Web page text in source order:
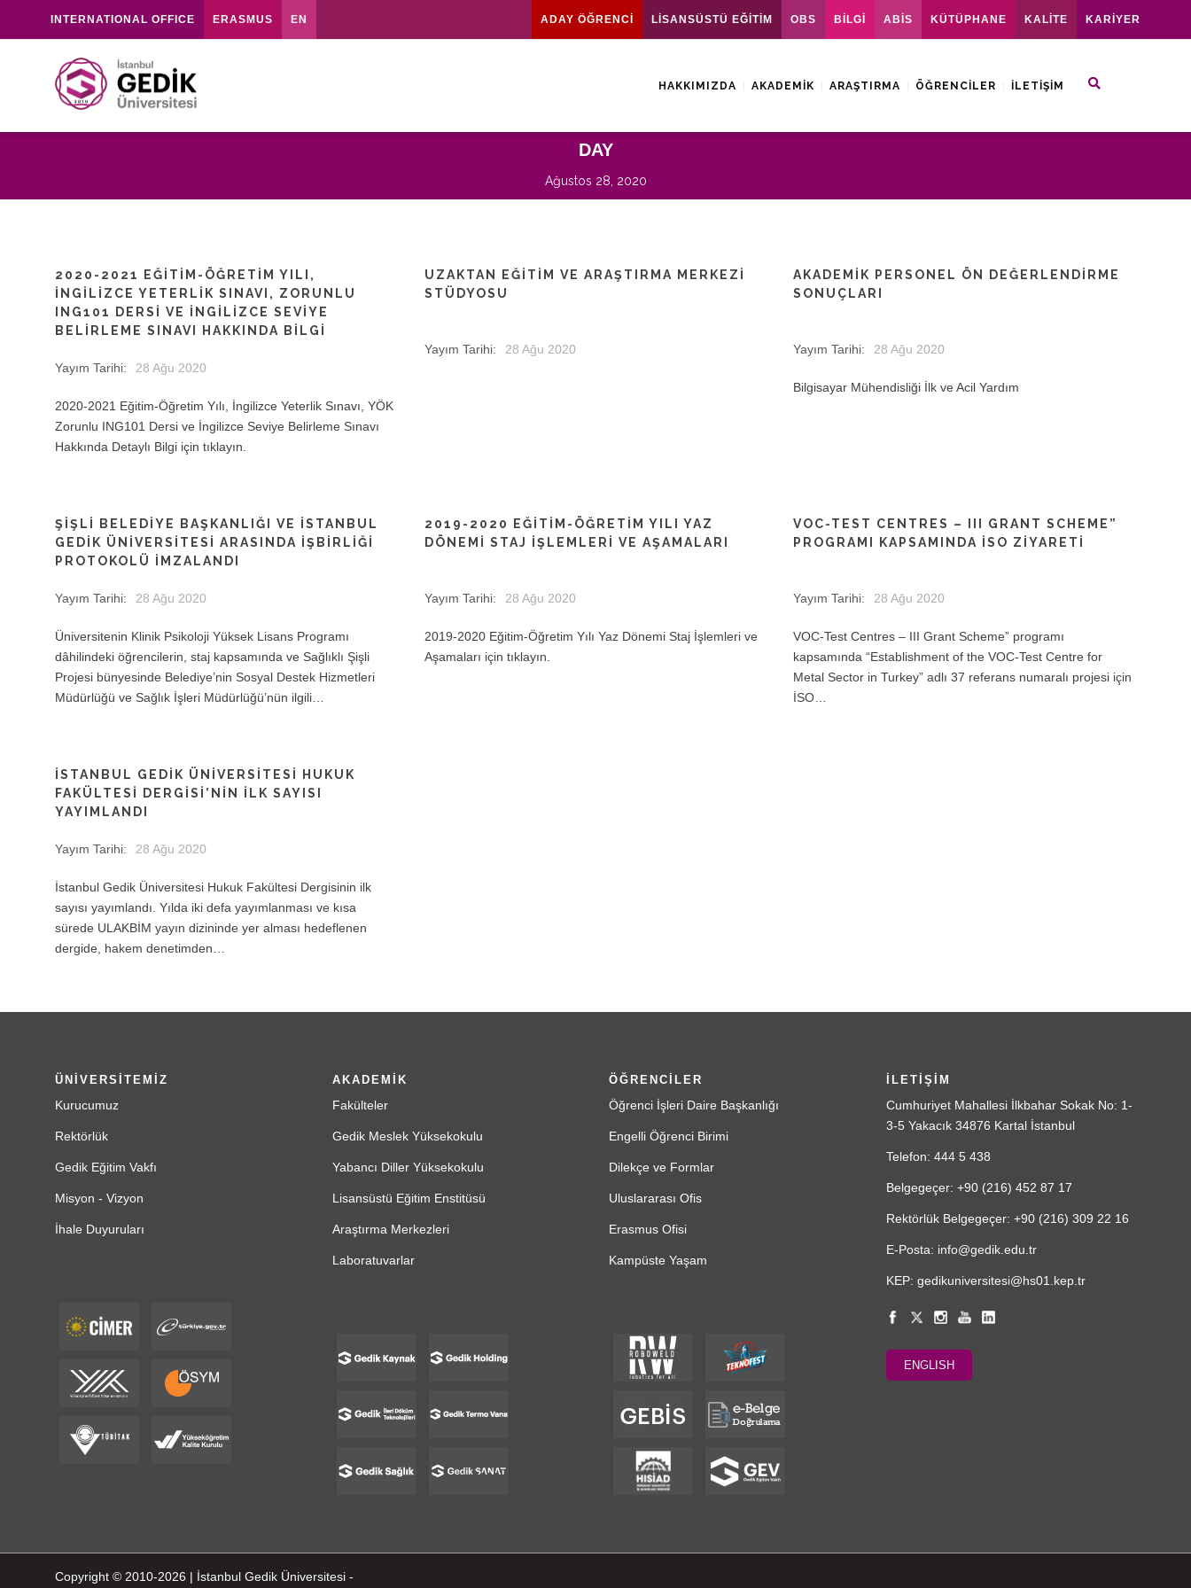
INTERNATIONAL OFFICE ERASMUS EN ADAY ÖĞRENCİ LİSANSÜSTÜ EĞİTİM OBS BİLGİ ABİS KÜTÜPHANE KALİTE KARİYER
HAKKIMIZDA AKADEMIK ARAŞTIRMA ÖĞRENCILER İLETIŞIM
DAY
Ağustos 28, 2020
2020-2021 EĞITIM-ÖĞRETIM YILI,
İNGILIZCE YETERLIK SINAVI, ZORUNLU
ING101 DERSI VE İNGILIZCE SEVIYE
BELIRLEME SINAVI HAKKINDA BILGI
Yayım Tarihi: 28 Ağu 2020
2020-2021 Eğitim-Öğretim Yılı, İngilizce Yeterlik Sınavı, YÖK
Zorunlu ING101 Dersi ve İngilizce Seviye Belirleme Sınavı
Hakkında Detaylı Bilgi için tıklayın.
UZAKTAN EĞITIM VE ARAŞTIRMA MERKEZI
STÜDYOSU
Yayım Tarihi: 28 Ağu 2020
AKADEMIK PERSONEL ÖN DEĞERLENDIRME
SONUÇLARI
Yayım Tarihi: 28 Ağu 2020
Bilgisayar Mühendisliği İlk ve Acil Yardım
ŞIŞLI BELEDIYE BAŞKANLIĞI VE İSTANBUL
GEDIK ÜNIVERSITESI ARASINDA İŞBIRLIĞI
PROTOKOLÜ İMZALANDI
Yayım Tarihi: 28 Ağu 2020
Üniversitenin Klinik Psikoloji Yüksek Lisans Programı
dâhilindeki öğrencilerin, staj kapsamında ve Sağlıklı Şişli
Projesi bünyesinde Belediye’nin Sosyal Destek Hizmetleri
Müdürlüğü ve Sağlık İşleri Müdürlüğü’nün ilgili…
2019-2020 EĞITIM-ÖĞRETIM YILI YAZ
DÖNEMI STAJ İŞLEMLERI VE AŞAMALARI
Yayım Tarihi: 28 Ağu 2020
2019-2020 Eğitim-Öğretim Yılı Yaz Dönemi Staj İşlemleri ve
Aşamaları için tıklayın.
VOC-TEST CENTRES – III GRANT SCHEME”
PROGRAMI KAPSAMINDA İSO ZIYARETI
Yayım Tarihi: 28 Ağu 2020
VOC-Test Centres – III Grant Scheme” programı
kapsamında “Establishment of the VOC-Test Centre for
Metal Sector in Turkey” adlı 37 referans numaralı projesi için
İSO…
İSTANBUL GEDIK ÜNIVERSITESI HUKUK
FAKÜLTESI DERGISI’NIN İLK SAYISI
YAYIMLANDI
Yayım Tarihi: 28 Ağu 2020
İstanbul Gedik Üniversitesi Hukuk Fakültesi Dergisinin ilk
sayısı yayımlandı. Yılda iki defa yayımlanması ve kısa
sürede ULAKBİM yayın dizininde yer alması hedeflenen
dergide, hakem denetimden…
ÜNİVERSİTEMİZ
Kurucumuz
Rektörlük
Gedik Eğitim Vakfı
Misyon - Vizyon
İhale Duyuruları
AKADEMİK
Fakülteler
Gedik Meslek Yüksekokulu
Yabancı Diller Yüksekokulu
Lisansüstü Eğitim Enstitüsü
Araştırma Merkezleri
Laboratuvarlar
ÖĞRENCİLER
Öğrenci İşleri Daire Başkanlığı
Engelli Öğrenci Birimi
Dilekçe ve Formlar
Uluslararası Ofis
Erasmus Ofisi
Kampüste Yaşam
İLETİŞİM
Cumhuriyet Mahallesi İlkbahar Sokak No: 1-
3-5 Yakacık 34876 Kartal İstanbul
Telefon: 444 5 438
Belgegeçer: +90 (216) 452 87 17
Rektörlük Belgegeçer: +90 (216) 309 22 16
E-Posta: info@gedik.edu.tr
KEP: gedikuniversitesi@hs01.kep.tr
ENGLISH
Copyright © 2010-2026 | İstanbul Gedik Üniversitesi -